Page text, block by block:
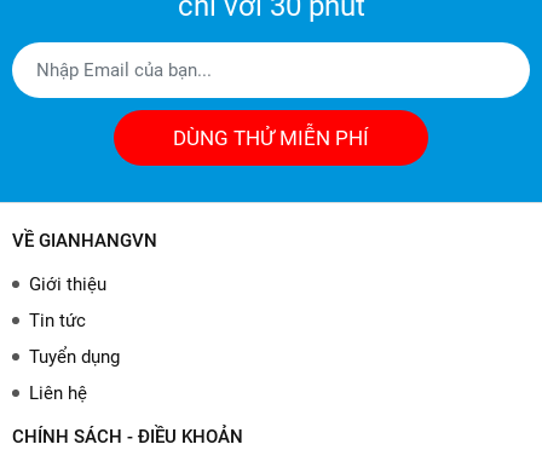
DÙNG THỬ MIỄN PHÍ
VỀ GIANHANGVN
Giới thiệu
Tin tức
Tuyển dụng
Liên hệ
CHÍNH SÁCH - ĐIỀU KHOẢN